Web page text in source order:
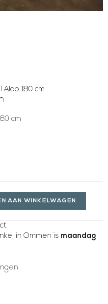
180 cm
cm
AAN WINKELWAGEN
in Ommen is maandag